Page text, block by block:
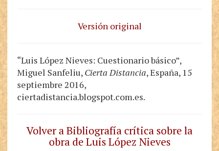
Versión original
“Luis López Nieves: Cuestionario básico”,
Miguel Sanfeliu, Cierta Distancia, España, 15
septiembre 2016,
ciertadistancia.blogspot.com.es.
Volver a Bibliografía crítica sobre la
obra de Luis López Nieves